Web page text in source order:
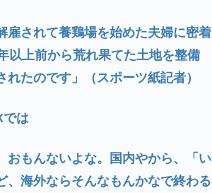
雇されて養鶏場を始めた夫婦に密着
以上前から荒れ果てた土地を整備
たのです」（スポーツ紙記者）
では
おもんないよな。国内やから、「い
海外ならそんなもんかなで終わる